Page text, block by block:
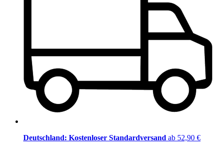
Deutschland: Kostenloser Standardversand ab 52,90 €